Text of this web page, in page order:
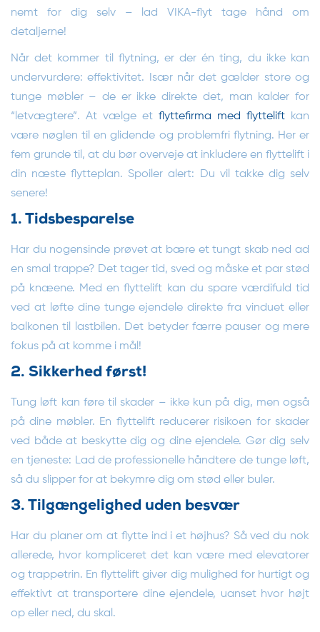
nemt for dig selv – lad VIKA-flyt tage hånd om
detaljerne!
Når det kommer til flytning, er der én ting, du ikke kan
undervurdere: effektivitet. Især når det gælder store og
tunge møbler – de er ikke direkte det, man kalder for
“letvægtere”. At vælge et flyttefirma med flyttelift kan
være nøglen til en glidende og problemfri flytning. Her er
fem grunde til, at du bør overveje at inkludere en flyttelift i
din næste flytteplan. Spoiler alert: Du vil takke dig selv
senere!
1. Tidsbesparelse
Har du nogensinde prøvet at bære et tungt skab ned ad
en smal trappe? Det tager tid, sved og måske et par stød
på knæene. Med en flyttelift kan du spare værdifuld tid
ved at løfte dine tunge ejendele direkte fra vinduet eller
balkonen til lastbilen. Det betyder færre pauser og mere
fokus på at komme i mål!
2. Sikkerhed først!
Tung løft kan føre til skader – ikke kun på dig, men også
på dine møbler. En flyttelift reducerer risikoen for skader
ved både at beskytte dig og dine ejendele. Gør dig selv
en tjeneste: Lad de professionelle håndtere de tunge løft,
så du slipper for at bekymre dig om stød eller buler.
3. Tilgængelighed uden besvær
Har du planer om at flytte ind i et højhus? Så ved du nok
allerede, hvor kompliceret det kan være med elevatorer
og trappetrin. En flyttelift giver dig mulighed for hurtigt og
effektivt at transportere dine ejendele, uanset hvor højt
op eller ned, du skal.